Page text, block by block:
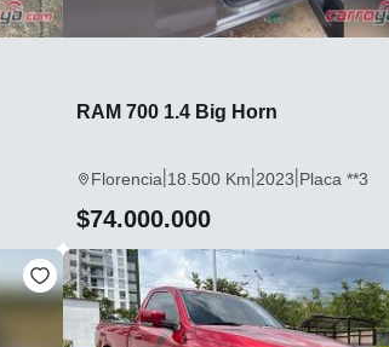
RAM 700 1.4 Big Horn
Florencia|18.500 Km|2023|Placa **3
$74.000.000